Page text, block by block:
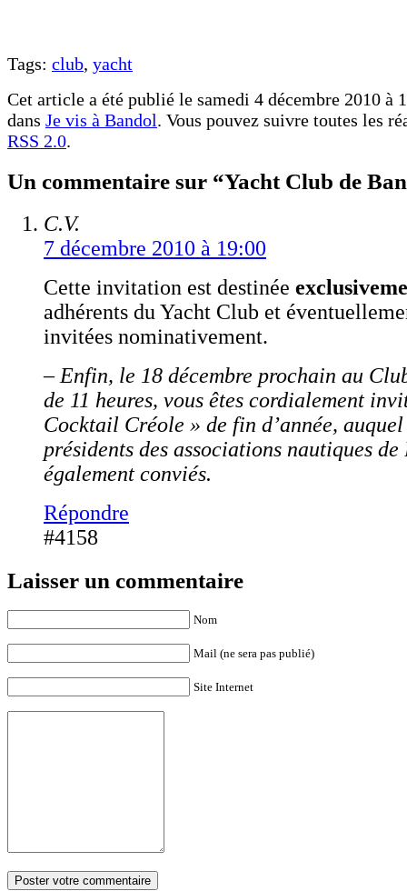
Tags: club, yacht
Cet article a été publié le samedi 4 décembre 2010 à
dans Je vis à Bandol. Vous pouvez suivre toutes les
RSS 2.0.
Un commentaire sur “Yacht Club de
C.V.
7 décembre 2010 à 19:00
Cette invitation est destinée
adhérents du Yacht Club et
invitées nominativement.
– Enfin, le 18 décembre prochain au
de 11 heures, vous êtes cordialement
Cocktail Créole » de fin d’année,
présidents des associations nautiques
également conviés.
Répondre
#4158
Laisser un commentaire
Nom
Mail (ne sera pas publié)
Site Internet